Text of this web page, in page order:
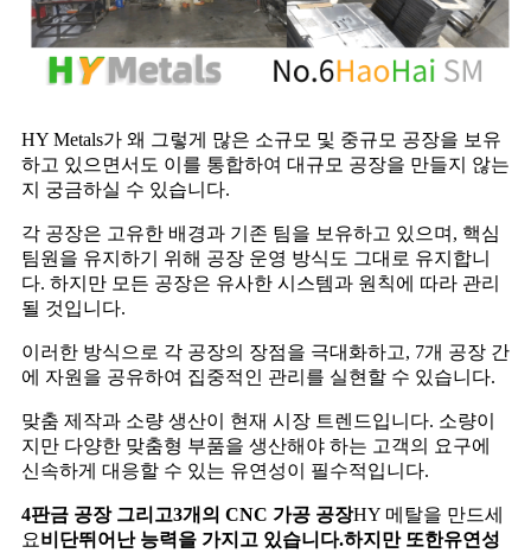
HY Metals가 왜 그렇게 많은 소규모 및 중규모 공장을 보유
하고 있으면서도 이를 통합하여 대규모 공장을 만들지 않는
지 궁금하실 수 있습니다.
각 공장은 고유한 배경과 기존 팀을 보유하고 있으며, 핵심
팀원을 유지하기 위해 공장 운영 방식도 그대로 유지합니
다. 하지만 모든 공장은 유사한 시스템과 원칙에 따라 관리
될 것입니다.
이러한 방식으로 각 공장의 장점을 극대화하고, 7개 공장 간
에 자원을 공유하여 집중적인 관리를 실현할 수 있습니다.
맞춤 제작과 소량 생산이 현재 시장 트렌드입니다. 소량이
지만 다양한 맞춤형 부품을 생산해야 하는 고객의 요구에
신속하게 대응할 수 있는 유연성이 필수적입니다.
4판금 공장 그리고3개의 CNC 가공 공장HY 메탈을 만드세
요비단뛰어난 능력을 가지고 있습니다.하지만 또한유연성